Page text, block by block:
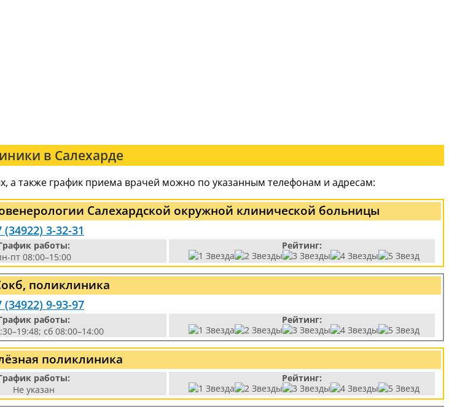
в Салехарде
а также график приема врачей можно по указанным телефонам и адресам:
Салехардской окружной клинической больницы
(34922) 3-32-31
работы:
пт 08:00–15:00
Рейтинг:
поликлиника
(34922) 9-93-97
работы:
сб 08:00–14:00
Рейтинг:
поликлиника
работы:
Не указан
Рейтинг: